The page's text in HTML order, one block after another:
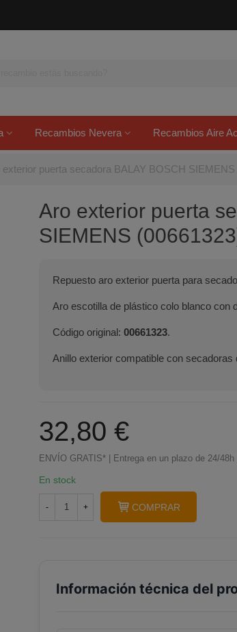
Recambios Nevera Recambios Aire
exterior puerta secadora BALAY BOSCH SIEMENS
Aro exterior puerta
SIEMENS
Repuesto aro exterior puerta para
Aro escotilla de plástico colo blanco con
Código original: 00661323.
Anillo exterior compatible con
32,80 €
ENVÍO GRATIS* | Entrega en un plazo de 24/48h
En stock
- + COMPRAR
Información técnica del